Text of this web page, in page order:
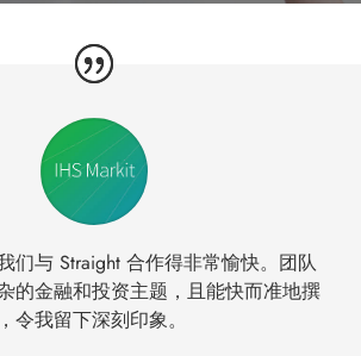
们与 Straight 合作得非常愉快。团队
的金融和投资主题，且能快而准地撰
令我留下深刻印象。